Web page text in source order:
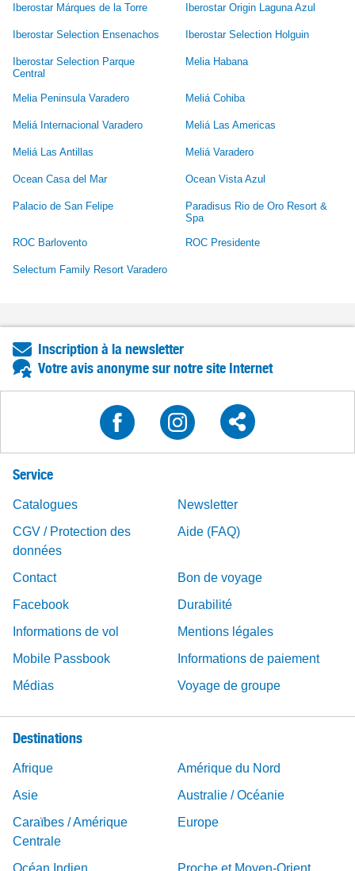
Iberostar Márques de la Torre Iberostar Origin Laguna Azul
Iberostar Selection Ensenachos Iberostar Selection Holguin
Iberostar Selection Parque
Central
Melia Habana
Melia Peninsula Varadero Meliá Cohiba
Meliá Internacional Varadero Meliá Las Americas
Meliá Las Antillas Meliá Varadero
Ocean Casa del Mar Ocean Vista Azul
Palacio de San Felipe
Paradisus Rio de Oro Resort &
Spa
ROC Barlovento ROC Presidente
Selectum Family Resort Varadero
Inscription à la newsletter
Votre avis anonyme sur notre site Internet
Service
Catalogues
Newsletter
CGV / Protection des
données
Aide (FAQ)
Contact
Bon de voyage
Facebook
Durabilité
Informations de vol
Mentions légales
Mobile Passbook
Informations de paiement
Médias
Voyage de groupe
Destinations
Afrique
Amérique du Nord
Asie
Australie / Océanie
Caraïbes / Amérique
Centrale
Europe
Océan Indien Proche et Moyen-Orient